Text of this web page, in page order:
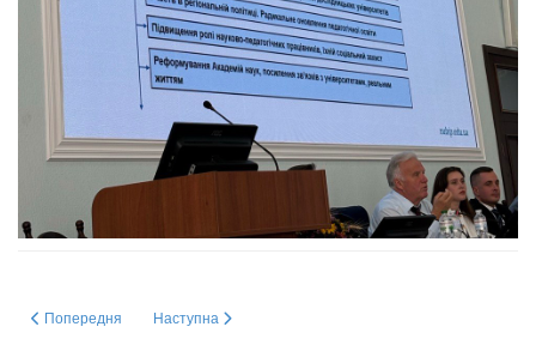
Попередня стаття: ГРУПА СТУДЕНТІВ-БІОТЕХНОЛОГІВ НАВЧАЛЬНО-
Попередня Наступна стаття: 23-го ВЕРЕСНЯ 2024 р. ГРУПА
Наступна